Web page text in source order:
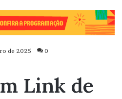
de 2025 0
Link de